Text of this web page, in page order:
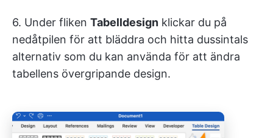
6. Under fliken Tabelldesign klickar du på
nedåtpilen för att bläddra och hitta dussintals
alternativ som du kan använda för att ändra
tabellens övergripande design.